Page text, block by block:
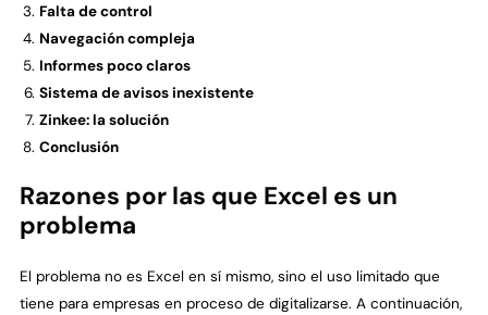
Falta de control
Navegación compleja
Informes poco claros
Sistema de avisos inexistente
Zinkee: la solución
Conclusión
Razones por las que Excel es un
problema
El problema no es Excel en sí mismo, sino el uso limitado que
tiene para empresas en proceso de digitalizarse. A continuación,